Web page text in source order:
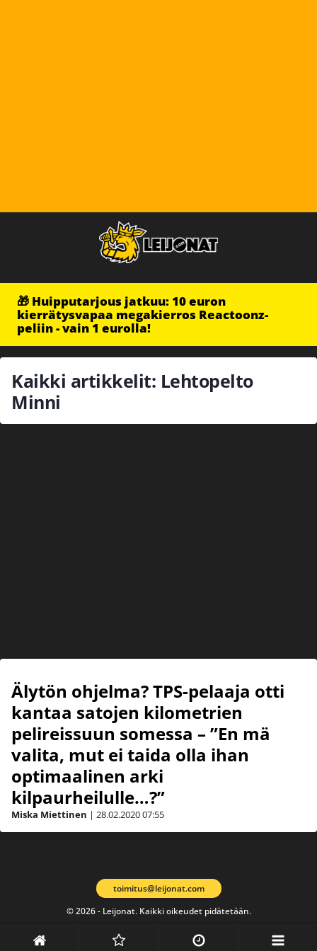
🎁 Huipputarjous jatkuu: 10 euron
kierrätysvapaa megakierros Reactoonz-
peliin - vain 1 eurolla!
Kaikki artikkelit: Lehtopelto
Minni
Älytön ohjelma? TPS-pelaaja otti
kantaa satojen kilometrien
pelireissuun somessa – ”En mä
valita, mut ei taida olla ihan
optimaalinen arki
kilpaurheilulle…?”
Miska Miettinen | 28.02.202007:55
© 2026 - Leijonat. Kaikki oikeudet pidätetään.
toimitus@leijonat.com